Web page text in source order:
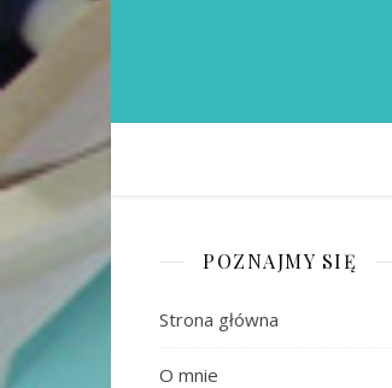
POZNAJMY SIĘ
Strona główna
O mnie